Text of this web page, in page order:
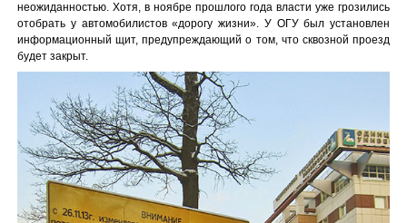
неожиданностью. Хотя, в ноябре прошлого года власти уже грозились
отобрать у автомобилистов «дорогу жизни». У ОГУ был установлен
информационный щит, предупреждающий о том, что сквозной проезд
будет закрыт.